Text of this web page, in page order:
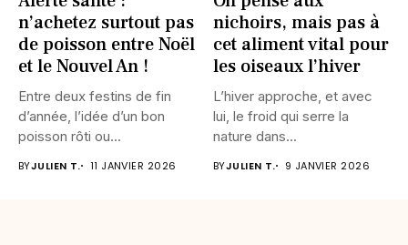
n’achetez surtout pas
de poisson entre Noël
et le Nouvel An !
Entre deux festins de fin
d’année, l’idée d’un bon
poisson rôti ou...
BYJULIEN T. 11 JANVIER 2026
nichoirs, mais pas à
cet aliment vital pour
les oiseaux l’hiver
L’hiver approche, et avec
lui, le froid qui serre la
nature dans...
BYJULIEN T. 9 JANVIER 2026